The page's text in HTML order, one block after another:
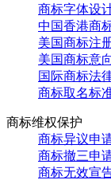
商标字体设
中国香港商
美国商标注
美国商标意
国际商标法
商标取名标
商标维权保护
商标异议申
商标撤三申
商标无效宣